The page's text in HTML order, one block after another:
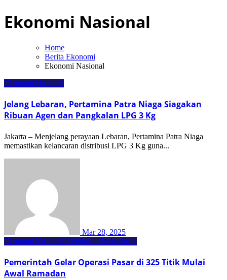
Ekonomi Nasional
Home
Berita Ekonomi
Ekonomi Nasional
Ekonomi Nasional
Jelang Lebaran, Pertamina Patra Niaga Siagakan
Ribuan Agen dan Pangkalan LPG 3 Kg
Jakarta – Menjelang perayaan Lebaran, Pertamina Patra Niaga
memastikan kelancaran distribusi LPG 3 Kg guna...
Mar 28, 2025
Ekonomi Nasional Kebijakan Pemerintah
Pemerintah Gelar Operasi Pasar di 325 Titik Mulai
Awal Ramadan